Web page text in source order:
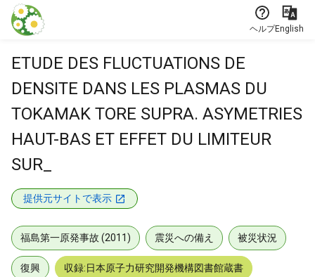
本文に飛ぶ
ヘルプEnglish
ETUDE DES FLUCTUATIONS DE
DENSITE DANS LES PLASMAS DU
TOKAMAK TORE SUPRA. ASYMETRIES
HAUT-BAS ET EFFET DU LIMITEUR
SUR_
提供元サイトで表示
福島第一原発事故 (2011) 震災への備え 被災状況
復興 収録:日本原子力研究開発機構図書館蔵書